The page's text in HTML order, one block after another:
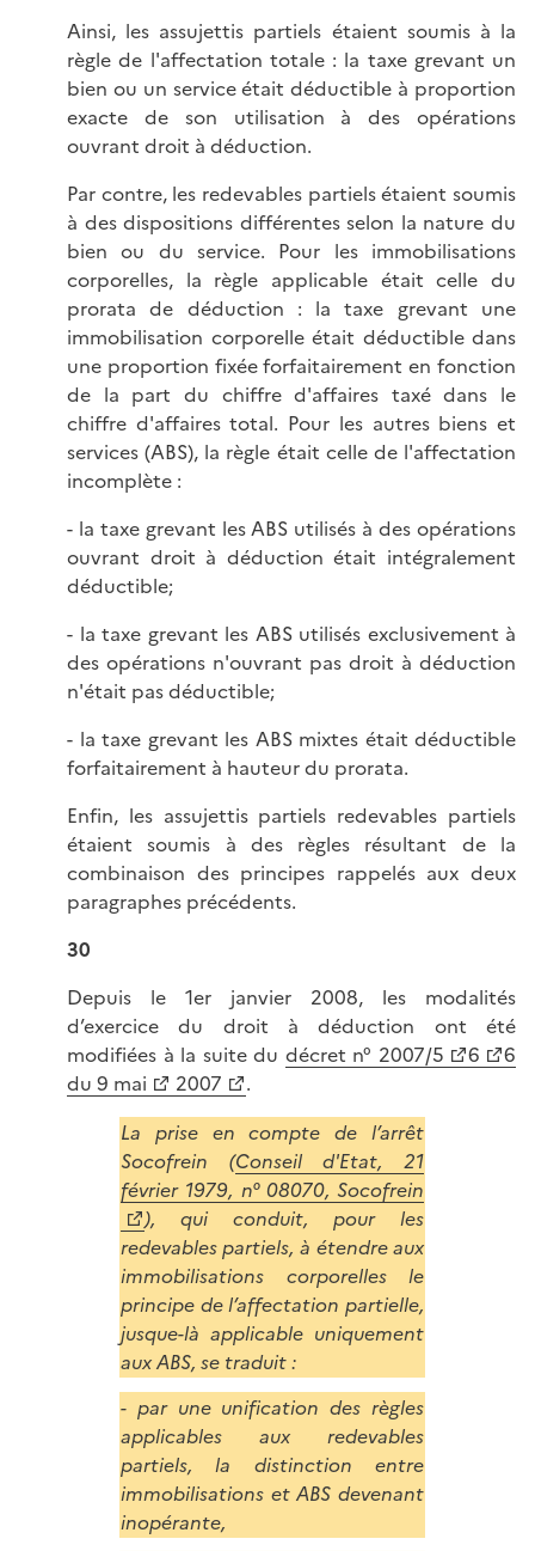
Ainsi, les assujettis partiels étaient soumis à la
règle de l'affectation totale : la taxe grevant un
bien ou un service était déductible à proportion
exacte de son utilisation à des opérations
ouvrant droit à déduction.
Par contre, les redevables partiels étaient soumis
à des dispositions différentes selon la nature du
bien ou du service. Pour les immobilisations
corporelles, la règle applicable était celle du
prorata de déduction : la taxe grevant une
immobilisation corporelle était déductible dans
une proportion fixée forfaitairement en fonction
de la part du chiffre d'affaires taxé dans le
chiffre d'affaires total. Pour les autres biens et
services (ABS), la règle était celle de l'affectation
incomplète :
- la taxe grevant les ABS utilisés à des opérations
ouvrant droit à déduction était intégralement
déductible;
- la taxe grevant les ABS utilisés exclusivement à
des opérations n'ouvrant pas droit à déduction
n'était pas déductible;
- la taxe grevant les ABS mixtes était déductible
forfaitairement à hauteur du prorata.
Enfin, les assujettis partiels redevables partiels
étaient soumis à des règles résultant de la
combinaison des principes rappelés aux deux
paragraphes précédents.
30
Depuis le 1er janvier 2008, les modalités
d’exercice du droit à déduction ont été
modifiées à la suite du décret n° 2007/5 6
6
du 9 mai
2007
.
La prise en compte de l’arrêt
Socofrein (Conseil d'Etat, 21
février 1979, n° 08070, Socofrein
), qui conduit, pour les
redevables partiels, à étendre aux
immobilisations corporelles le
principe de l’affectation partielle,
jusque-là applicable uniquement
aux ABS, se traduit :
- par une unification des règles
applicables aux redevables
partiels, la distinction entre
immobilisations et ABS devenant
inopérante,